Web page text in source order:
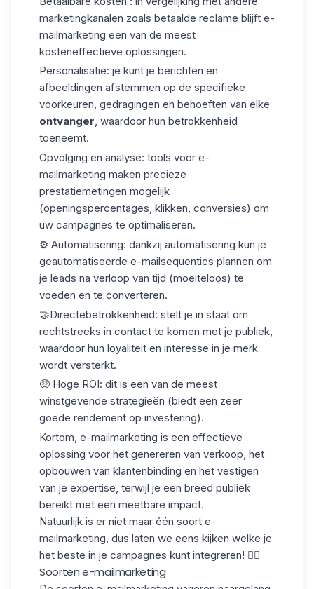
marketingkanalen zoals betaalde reclame blijft e-
mailmarketing een van de meest
kosteneffectieve oplossingen.
Personalisatie: je kunt je berichten en
afbeeldingen afstemmen op de specifieke
voorkeuren, gedragingen en behoeften van elke
ontvanger, waardoor hun betrokkenheid
toeneemt.
Opvolging en analyse: tools voor e-
mailmarketing maken precieze
prestatiemetingen mogelijk
(openingspercentages, klikken, conversies) om
uw campagnes te optimaliseren.
⚙️ Automatisering: dankzij automatisering kun je
geautomatiseerde e-mailsequenties plannen om
je leads na verloop van tijd (moeiteloos) te
voeden en te converteren.
🤝Directebetrokkenheid: stelt je in staat om
rechtstreeks in contact te komen met je publiek,
waardoor hun loyaliteit en interesse in je merk
wordt versterkt.
🤑 Hoge ROI: dit is een van de meest
winstgevende strategieën (biedt een zeer
goede rendement op investering).
Kortom, e-mailmarketing is een effectieve
oplossing voor het genereren van verkoop, het
opbouwen van klantenbinding en het vestigen
van je expertise, terwijl je een breed publiek
bereikt met een meetbare impact.
Natuurlijk is er niet maar één soort e-
mailmarketing, dus laten we eens kijken welke je
het beste in je campagnes kunt integreren! 👇🏼
Soorten e-mailmarketing